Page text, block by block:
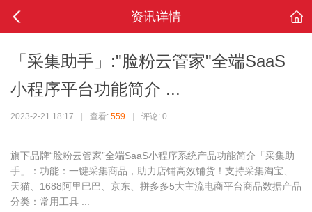
资讯详情
「采集助手」:"脸粉云管家"全端SaaS
小程序平台功能简介 ...
2023-2-21 18:17 查看: 559 评论: 0
旗下品牌“脸粉云管家”全端SaaS小程序系统产品功能简介「采集助
手」：功能：一键采集商品，助力店铺高效铺货！支持采集淘宝、
天猫、1688阿里巴巴、京东、拼多多5大主流电商平台商品数据产品
分类：常用工具 ...